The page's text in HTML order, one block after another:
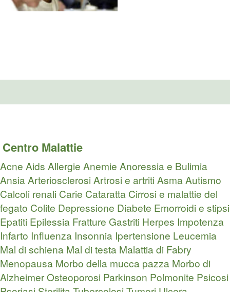
Centro Malattie
Acne Aids Allergie Anemie Anoressia e Bulimia
AnsiaArteriosclerosiArtrosi e artritiAsmaAutismo
Calcoli renali Carie Cataratta Cirrosi e malattie del
fegato Colite Depressione Diabete Emorroidi e stipsi
Epatiti Epilessia Fratture Gastriti Herpes Impotenza
Infarto Influenza Insonnia Ipertensione Leucemia
Mal di schiena Mal di testa Malattia di Fabry
Menopausa Morbo della mucca pazza Morbo di
AlzheimerOsteoporosi Parkinson Polmonite Psicosi